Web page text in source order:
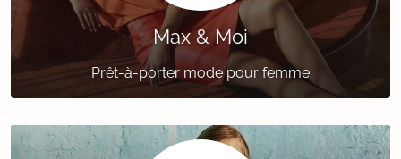
Max & Moi
Prêt-à-porter mode pour femme